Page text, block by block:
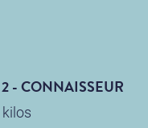
- CONNAISSEUR